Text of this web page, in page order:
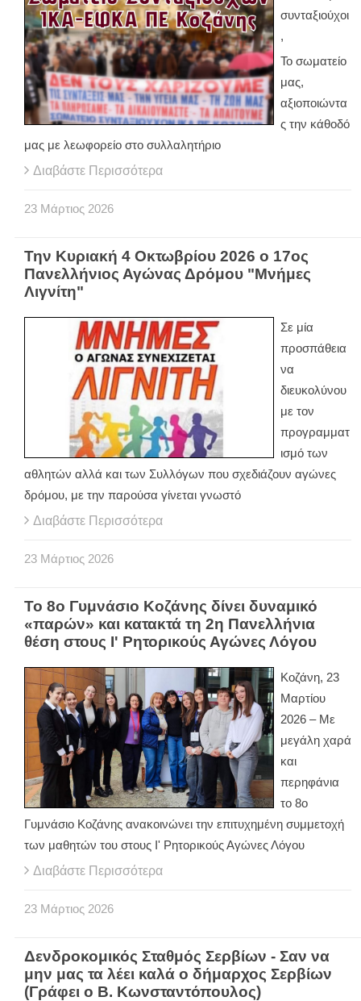
συνταξιούχοι
,
Το σωματείο
μας,
αξιοποιώντα
ς την κάθοδό
μας με λεωφορείο στο συλλαλητήριο
Διαβάστε Περισσότερα
23 Μάρτιος 2026
Την Κυριακή 4 Οκτωβρίου 2026 ο 17ος
Πανελλήνιος Αγώνας Δρόμου "Μνήμες
Λιγνίτη"
Σε μία
προσπάθεια
να
διευκολύνου
με τον
προγραμματ
ισμό των
αθλητών αλλά και των Συλλόγων που σχεδιάζουν αγώνες
δρόμου, με την παρούσα γίνεται γνωστό
Διαβάστε Περισσότερα
23 Μάρτιος 2026
Το 8ο Γυμνάσιο Κοζάνης δίνει δυναμικό
«παρών» και κατακτά τη 2η Πανελλήνια
θέση στους Ι' Ρητορικούς Αγώνες Λόγου
Κοζάνη, 23
Μαρτίου
2026 – Με
μεγάλη χαρά
και
περηφάνια
το 8ο
Γυμνάσιο Κοζάνης ανακοινώνει την επιτυχημένη συμμετοχή
των μαθητών του στους Ι' Ρητορικούς Αγώνες Λόγου
Διαβάστε Περισσότερα
23 Μάρτιος 2026
Δενδροκομικός Σταθμός Σερβίων - Σαν να
μην μας τα λέει καλά ο δήμαρχος Σερβίων
(Γράφει ο Β. Κωνσταντόπουλος)